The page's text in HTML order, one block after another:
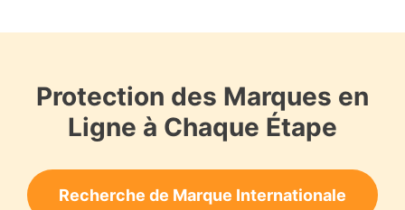
Protection des Marques en
Ligne à Chaque Étape
Recherche de Marque Internationale